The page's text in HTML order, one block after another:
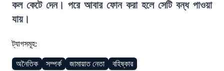
কল কেটে দেন। পরে আবার ফোন করা হলে সেটি বন্ধ পাওয়া
যায়।
ট্যাগসমূহ:
অনৈতিক সম্পর্ক জামায়াত নেতা বহিষ্কার